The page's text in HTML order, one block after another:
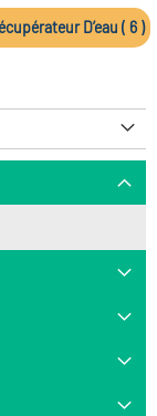
D’eau ( 6 )